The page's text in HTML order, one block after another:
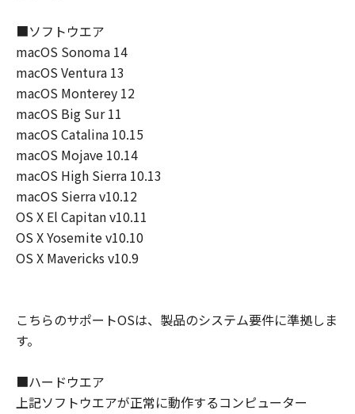
な欠陥がないことを保証します。当該保証
期間中に「メディア」に物理的な欠陥が発
見された場合には、キヤノンは、「メディ
ア」を交換いたします。
保証の否認・免責
(1) 「本ソフトウエア」は、『現状のまま』の
状態で使用許諾されます。キヤノン、キヤノン
の関連会社、それらの販売代理店及び販売店
は、「本ソフトウエア」に関して、商品性及び
特定の目的への適合性の保証を含め、いかなる
保証も、明示たると黙示たるとを問わず一切し
ないものとします。
(2) キヤノン、キヤノンの関連会社、それらの販
（逸失利益及びその他の派生的または付随的な
え、キヤノン、キヤノンの関連会社、それらの
販売代理店及び販売店がかかる損害の可能性に
■ソフトウエア
macOS Sonoma 14
macOS Ventura 13
macOS Monterey 12
macOS Big Sur 11
macOS Catalina 10.15
macOS Mojave 10.14
macOS High Sierra 10.13
macOS Sierra v10.12
OS X El Capitan v10.11
OS X Yosemite v10.10
OS X Mavericks v10.9
こちらのサポートOSは、製品のシステム要件に準拠しま
す。
■ハードウエア
上記ソフトウエアが正常に動作するコンピューター